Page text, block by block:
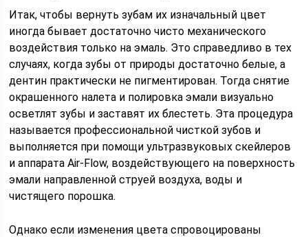
Итак, чтобы вернуть зубам их изначальный цвет
иногда бывает достаточно чисто механического
воздействия только на эмаль. Это справедливо в тех
случаях, когда зубы от природы достаточно белые, а
дентин практически не пигментирован. Тогда снятие
окрашенного налета и полировка эмали визуально
осветлят зубы и заставят их блестеть. Эта процедура
называется профессиональной чисткой зубов и
выполняется при помощи ультразвуковых скейлеров
и аппарата Air-Flow, воздействующего на поверхность
эмали направленной струей воздуха, воды и
чистящего порошка.
Однако если изменения цвета спровоцированы